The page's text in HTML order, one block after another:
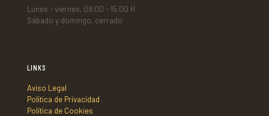
Lunes - viernes, 08:00 - 15:00 H
Sábado y domingo, cerrado
LINKS
Aviso Legal
Política de Privacidad
Política de Cookies